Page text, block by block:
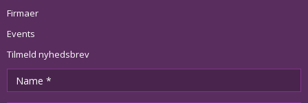
Firmaer
Events
Tilmeld nyhedsbrev